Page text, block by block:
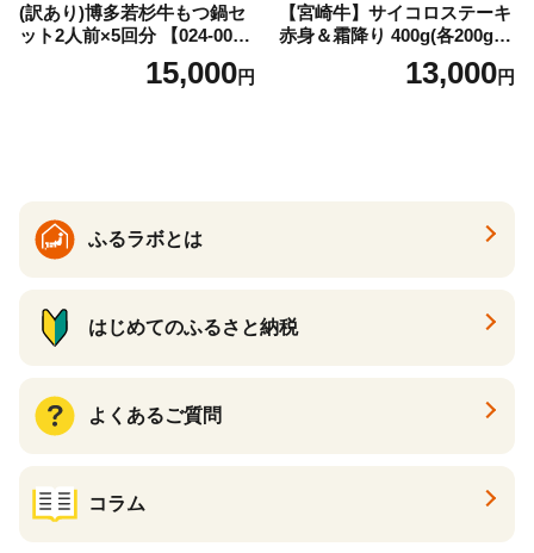
(訳あり)博多若杉牛もつ鍋セ
ット2人前×5回分 【024-002
15,000円
【宮崎牛】サイコロステーキ
赤身＆霜降り 400g(各200g×
１P 計2P) 真空パック 冷凍
13,000円
ふるラボとは
はじめてのふるさと納税
よくあるご質問
コラム